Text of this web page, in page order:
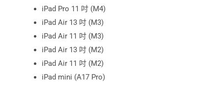
iPad Pro 11 吋 (M4)
iPad Air 13 吋 (M3)
iPad Air 11 吋 (M3)
iPad Air 13 吋 (M2)
iPad Air 11 吋 (M2)
iPad mini (A17 Pro)